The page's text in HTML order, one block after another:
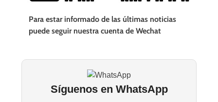
Para estar informado de las últimas noticias
puede seguir nuestra cuenta de Wechat
Síguenos en WhatsApp